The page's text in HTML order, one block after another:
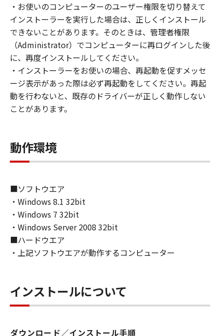
２．制限
(1) お客様は、再使用許諾、譲渡、販売、頒
布、リースもしくは貸与その他の方法により、
第三者に「本ソフトウェア」を使用させること
はできません。
(2) お客様は、「本ソフトウェア」の全部また
は一部を修正、改変、逆コンパイル、逆アセン
ブル、その他リバースエンジニアリング等する
ことはできません。また第三者にこのような行
３．著作権表示
お客様は、「本ソフトウェア」に含まれるキヤ
せん。
４．所有権
「本ソフトウェア」に係る権原および所有権
は、その内容によりキヤノンまたはキヤノンの
ライセンサーに帰属します。
お客様は、日本国政府または関連する外国政府
より必要な許可等を得ることなしに、「本ソフ
・お使いのコンピューターのユーザー権限を切り替えて
インストーラーを実行した場合は、正しくインストール
できないことがあります。そのときは、管理者権限
（Administrator）でコンピューターに再ログインした後
に、再度インストールしてください。
・インストーラーをお使いの場合、再起動を促すメッセ
ージ表示があった際は必ず再起動をしてください。再起
動を行わないと、既存のドライバーが正しく動作しない
ことがあります。
動作環境
■ソフトウエア
・Windows 8.1 32bit
・Windows 7 32bit
・Windows Server 2008 32bit
■ハードウエア
・上記ソフトウエアが動作するコンピューター
インストールについて
ダウンロード／インストール手順